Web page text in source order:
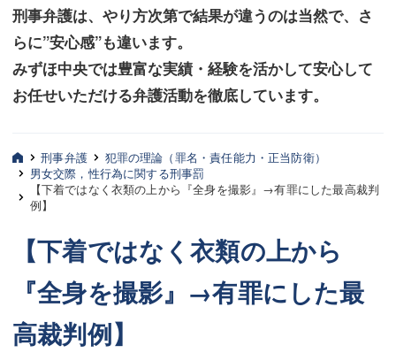
法律相談など（その他）
お客様へ
みずほ中央の特長・実質編
弁護士紹介
三平 聡史
酒井 博之
坂本 陽一
桶川 聡
刑事弁護は、やり方次第で結果が違うのは当然で、さ
らに”安心感”も違います。
みずほ中央では豊富な実績・経験を活かして安心して
お任せいただける弁護活動を徹底しています。
法律相談など（その他）
お客様へ
みずほ中央の特長・実質編
弁護士紹介
三平 聡史
酒井 博之
坂本 陽一
桶川 聡
刑事弁護
犯罪の理論（罪名・責任能力・正当防衛）
男女交際，性行為に関する刑事罰
【下着ではなく衣類の上から『全身を撮影』→有罪にした最高裁判
例】
【下着ではなく衣類の上から
『全身を撮影』→有罪にした最
高裁判例】